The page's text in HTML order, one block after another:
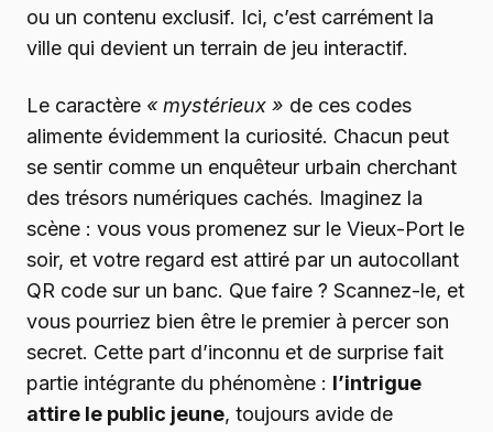
ou un contenu exclusif. Ici, c’est carrément la
ville qui devient un terrain de jeu interactif.
Le caractère « mystérieux » de ces codes
alimente évidemment la curiosité. Chacun peut
se sentir comme un enquêteur urbain cherchant
des trésors numériques cachés. Imaginez la
scène : vous vous promenez sur le Vieux-Port le
soir, et votre regard est attiré par un autocollant
QR code sur un banc. Que faire ? Scannez-le, et
vous pourriez bien être le premier à percer son
secret. Cette part d’inconnu et de surprise fait
partie intégrante du phénomène : l’intrigue
attire le public jeune, toujours avide de